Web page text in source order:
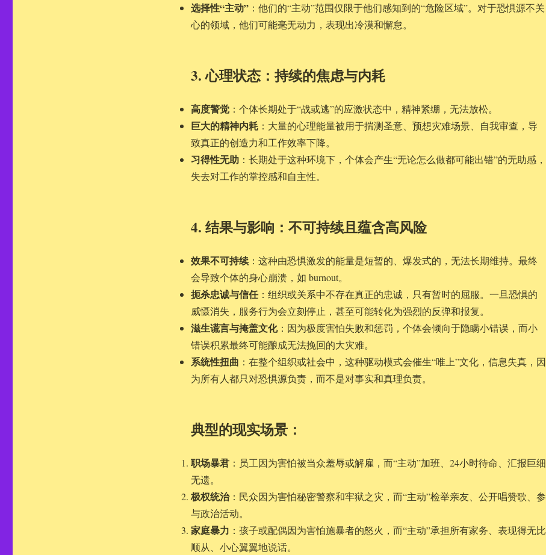
选择性“主动”：他们的“主动”范围仅限于他们感知到的“危险区域”。对于恐惧源不关
心的领域，他们可能毫无动力，表现出冷漠和懈怠。
3. 心理状态：持续的焦虑与内耗
高度警觉：个体长期处于“战或逃”的应激状态中，精神紧绷，无法放松。
巨大的精神内耗：大量的心理能量被用于揣测圣意、预想灾难场景、自我审查，导
致真正的创造力和工作效率下降。
习得性无助：长期处于这种环境下，个体会产生“无论怎么做都可能出错”的无助感，
失去对工作的掌控感和自主性。
4. 结果与影响：不可持续且蕴含高风险
效果不可持续：这种由恐惧激发的能量是短暂的、爆发式的，无法长期维持。最终
会导致个体的身心崩溃，如 burnout。
扼杀忠诚与信任：组织或关系中不存在真正的忠诚，只有暂时的屈服。一旦恐惧的
威慑消失，服务行为会立刻停止，甚至可能转化为强烈的反弹和报复。
滋生谎言与掩盖文化：因为极度害怕失败和惩罚，个体会倾向于隐瞒小错误，而小
错误积累最终可能酿成无法挽回的大灾难。
系统性扭曲 ：在整个组织或社会中，这种驱动模式会催生“唯上”文化，信息失真，因
为所有人都只对恐惧源负责，而不是对事实和真理负责。
典型的现实场景：
职场暴君：员工因为害怕被当众羞辱或解雇，而“主动”加班、24小时待命、汇报巨细
无遗。
极权统治：民众因为害怕秘密警察和牢狱之灾，而“主动”检举亲友、公开唱赞歌、参
与政治活动。
家庭暴力 ：孩子或配偶因为害怕施暴者的怒火，而“主动”承担所有家务、表现得无比
顺从、小心翼翼地说话。